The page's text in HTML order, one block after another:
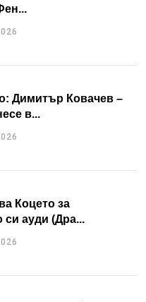
Димитър Ковачев –
в...
Коцето за
си ауди (Дра...